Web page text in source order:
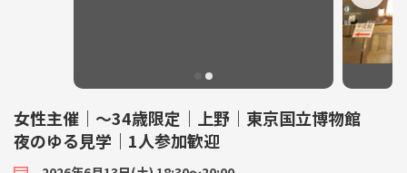
女性主催｜〜34歳限定｜上野｜東京国立博物館
夜のゆる見学｜1人参加歓迎